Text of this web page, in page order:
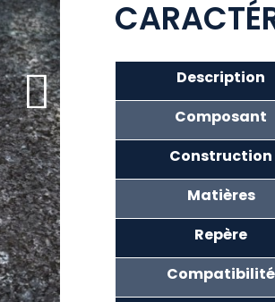
Description
Composant
Construction
Matières
Repère
Compatibilité